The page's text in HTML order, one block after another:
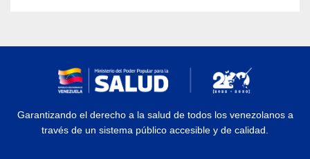
Garantizando el derecho a la salud de todos los venezolanos a
través de un sistema público accesible y de calidad.